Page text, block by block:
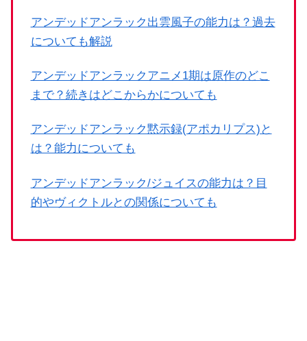
アンデッドアンラック出雲風子の能力は？過去
についても解説
アンデッドアンラックアニメ1期は原作のどこ
まで？続きはどこからかについても
アンデッドアンラック黙示録(アポカリプス)と
は？能力についても
アンデッドアンラック/ジュイスの能力は？目
的やヴィクトルとの関係についても